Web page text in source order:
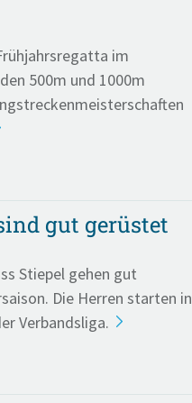
im
500m und 1000m
gut gerüstet
Stiepel gehen gut
Die Herren starten in
Verbandsliga.